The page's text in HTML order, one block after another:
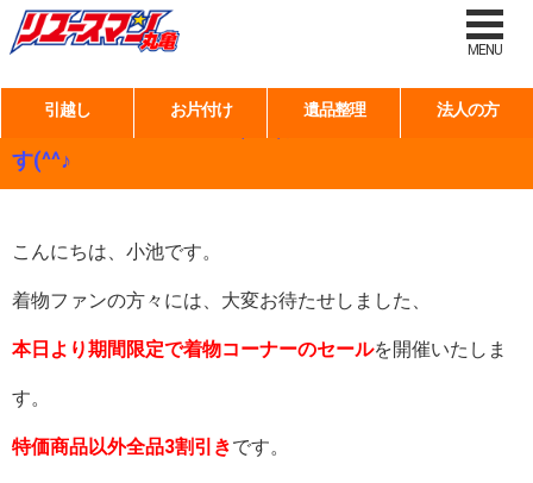
MENU
引越し お片付け 遺品整理 法人の方
タグ:着物 買取 香川
♪お待たせしました～＼(^o^)／着物セールスタートで
す(^^♪
こんにちは、小池です。
着物ファンの方々には、大変お待たせしました、
本日より期間限定で着物コーナーのセールを開催いたしま
す。
特価商品以外全品3割引きです。